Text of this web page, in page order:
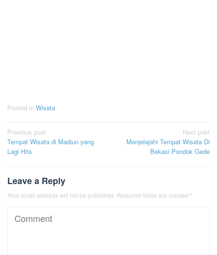
Posted in Wisata
Post
navigation
Previous post
Tempat Wisata di Madiun yang
Lagi Hits
Next post
Menjelajahi Tempat Wisata Di
Bekasi Pondok Gede
Leave a Reply
Your email address will not be published. Required fields are marked *